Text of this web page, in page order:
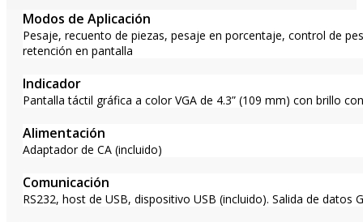
Modos de Aplicación
Pesaje, recuento de piezas, pesaje en porcentaje, control de
retención en pantalla
Indicador
Pantalla táctil gráfica a color VGA de 4.3” (109 mm) con brillo
Alimentación
Adaptador de CA (incluido)
Comunicación
RS232, host de USB, dispositivo USB (incluido). Salida de datos